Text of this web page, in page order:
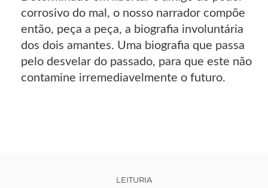
corrosivo do mal, o nosso narrador compõe
então, peça a peça, a biografia involuntária
dos dois amantes. Uma biografia que passa
pelo desvelar do passado, para que este não
contamine irremediavelmente o futuro.
LEITURIA